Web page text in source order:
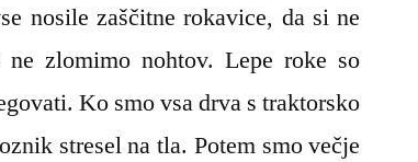
nosile zaščitne rokavice, da si ne
zlomimo nohtov. Lepe roke so
Ko smo vsa drva s traktorsko
stresel na tla. Potem smo večje